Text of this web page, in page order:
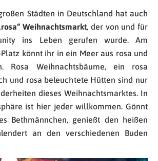
Städten in Deutschland hat auch
Weihnachtsmarkt, der von und für
ins Leben gerufen wurde. Am
könnt ihr in ein Meer aus rosa und
Rosa Weihnachtsbäume, ein rosa
und rosa beleuchtete Hütten sind nur
dieses Weihnachtsmarktes. In
ist hier jeder willkommen. Gönnt
Bethmännchen, genießt den heißen
an den verschiedenen Buden